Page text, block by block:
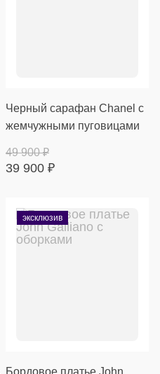
Черный сарафан Chanel с
жемчужными пуговицами
39 900 ₽
49 900₽
эксклюзив
Бордовое платье John